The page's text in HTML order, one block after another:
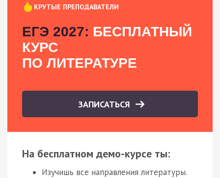
КРУТЫЕ ПРЕПОДАВАТЕЛИ
ЕГЭ 2027: БЕСПЛАТНЫЙ
КУРС
ПО ЛИТЕРАТУРЕ
ЗАПИСАТЬСЯ
На бесплатном демо-курсе ты:
Изучишь все направления литературы.